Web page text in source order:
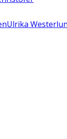
Ulrika